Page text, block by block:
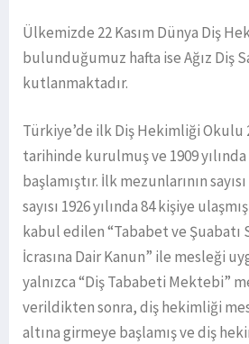
Ülkemizde 22 Kasım Dünya Diş
bulunduğumuz hafta ise Ağız Diş
kutlanmaktadır.
Türkiye’de ilk Diş Hekimliği Okulu
tarihinde kurulmuş ve 1909
başlamıştır. İlk mezunlarının
sayısı 1926 yılında 84 kişiye
kabul edilen “Tababet ve Şuabatı
İcrasına Dair Kanun” ile mesleği
yalnızca “Diş Tababeti Mektebi”
verildikten sonra, diş hekimliği
altına girmeye başlamış ve diş